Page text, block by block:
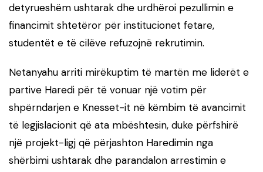
detyrueshëm ushtarak dhe urdhëroi pezullimin e
financimit shtetëror për institucionet fetare,
studentët e të cilëve refuzojnë rekrutimin.
Netanyahu arriti mirëkuptim të martën me liderët e
partive Haredi për të vonuar një votim për
shpërndarjen e Knesset-it në këmbim të avancimit
të legjislacionit që ata mbështesin, duke përfshirë
një projekt-ligj që përjashton Haredimin nga
shërbimi ushtarak dhe parandalon arrestimin e